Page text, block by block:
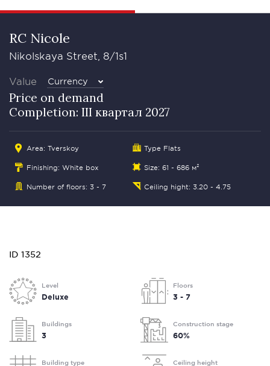
RC Nicole
Nikolskaya Street, 8/1s1
Value Currency
Price on demand
Completion: III квартал 2027
Area: Tverskoy Type Flats
Finishing: White box Size: 61 - 686 м²
Number of floors: 3 - 7 Ceiling hight: 3.20 - 4.75
ID 1352
Level
Deluxe
Floors
3 - 7
Buildings
3
Construction stage
60%
Building type Ceiling height